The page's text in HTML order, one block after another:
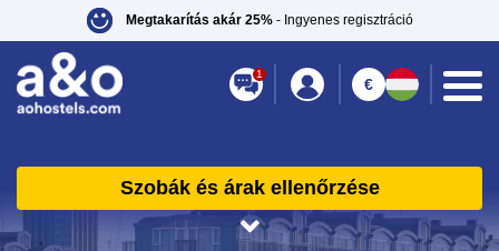
Megtakarítás akár 25% - Ingyenes regisztráció
1
€
Szobák és árak ellenőrzése